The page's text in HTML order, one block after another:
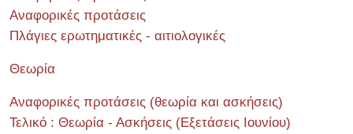
Αναφορικές προτάσεις
Πλάγιες ερωτηματικές - αιτιολογικές
Θεωρία
Αναφορικές προτάσεις (θεωρία και ασκήσεις)
Τελικό : Θεωρία - Ασκήσεις (Εξετάσεις Ιουνίου)